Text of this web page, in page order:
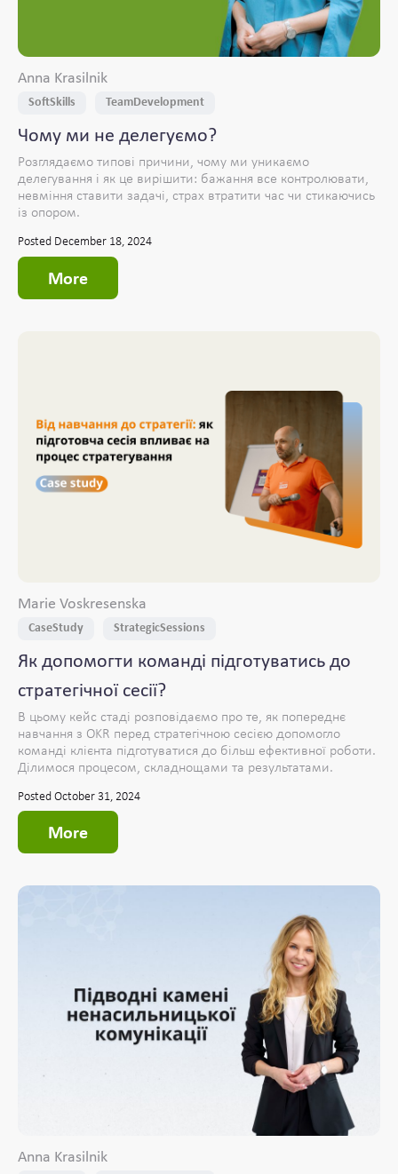
Anna Krasilnik
SoftSkills TeamDevelopment
Чому ми не делегуємо?
Розглядаємо типові причини, чому ми уникаємо
делегування і як це вирішити: бажання все контролювати,
невміння ставити задачі, страх втратити час чи стикаючись
із опором.
Posted December 18, 2024
More
Marie Voskresenska
CaseStudy StrategicSessions
Як допомогти команді підготуватись до
стратегічної сесії?
В цьому кейс стаді розповідаємо про те, як попереднє
навчання з OKR перед стратегічною сесією допомогло
команді клієнта підготуватися до більш ефективної роботи.
Ділимося процесом, складнощами та результатами.
Posted October 31, 2024
More
Anna Krasilnik